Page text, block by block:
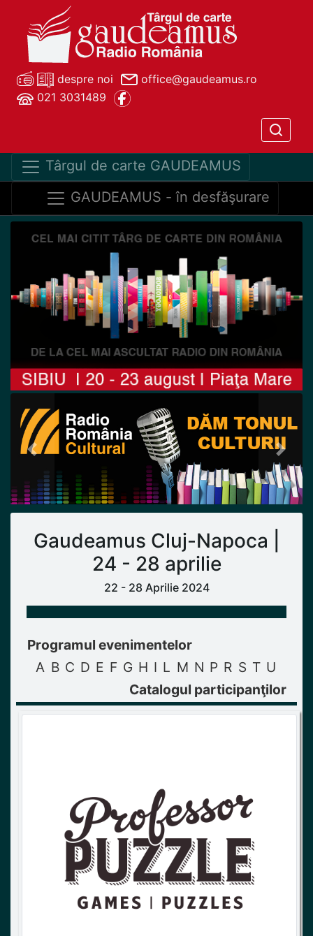
despre noi
office@gaudeamus.ro
021 3031489
Târgul de carte GAUDEAMUS
GAUDEAMUS - în desfăşurare
Previous Next
Gaudeamus Cluj-Napoca |
24 - 28 aprilie
22 - 28 Aprilie 2024
Programul evenimentelor
A B C D E F G H I L M N P R S T U
Catalogul participanţilor